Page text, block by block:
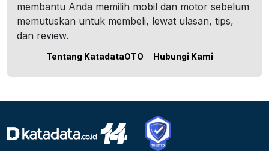
membantu Anda memilih mobil dan motor sebelum
memutuskan untuk membeli, lewat ulasan, tips,
dan review.
Tentang KatadataOTO Hubungi Kami